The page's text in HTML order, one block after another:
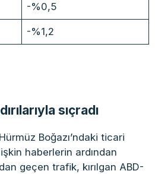
-%0,5
-%1,2
sıçradı
Boğazı’ndaki ticari
haberlerin ardından
geçen trafik, kırılgan ABD-